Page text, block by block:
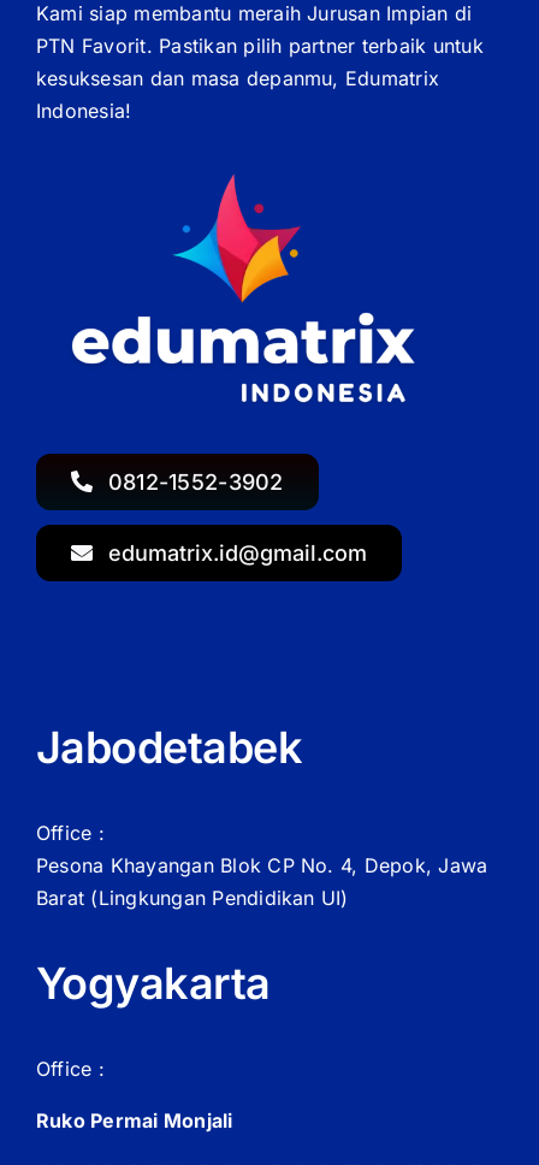
0812-1552-3902
edumatrix.id@gmail.com
Kami siap membantu meraih Jurusan Impian di
PTN Favorit. Pastikan pilih partner terbaik untuk
kesuksesan dan masa depanmu, Edumatrix
Indonesia!
Jabodetabek
Office :
Pesona Khayangan Blok CP No. 4, Depok, Jawa
Barat (Lingkungan Pendidikan UI)
Yogyakarta
Office :
Ruko Permai Monjali